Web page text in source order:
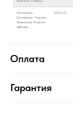
Оплата
Гарантия